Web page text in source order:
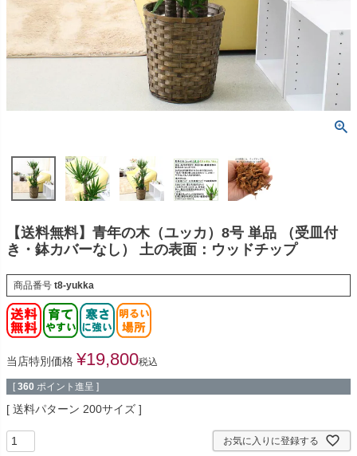
【送料無料】青年の木（ユッカ）8号 単品 （受皿付
き・鉢カバーなし） 土の表面：ウッドチップ
商品番号 t8-yukka
当店特別価格 ¥19,800税込
[ 360 ポイント進呈 ]
送料パターン 200サイズ
お気に入りに登録する